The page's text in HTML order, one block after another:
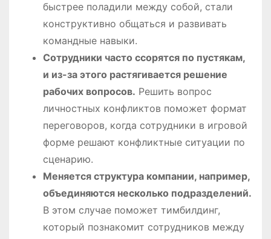
быстрее поладили между собой, стали
конструктивно общаться и развивать
командные навыки.
Сотрудники часто ссорятся по пустякам,
и из-за этого растягивается решение
рабочих вопросов. Решить вопрос
личностных конфликтов поможет формат
переговоров, когда сотрудники в игровой
форме решают конфликтные ситуации по
сценарию.
Меняется структура компании, например,
объединяются несколько подразделений.
В этом случае поможет тимбилдинг,
который познакомит сотрудников между